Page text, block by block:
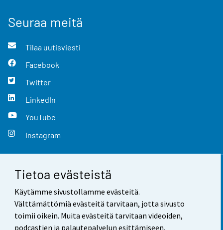
Tietoa evästeistä
Käytämme sivustollamme evästeitä.
Välttämättömiä evästeitä tarvitaan, jotta sivusto
toimii oikein. Muita evästeitä tarvitaan videoiden,
podcastien ja palautepalvelun esittämiseen.
Seuraa meitä
Tilaa uutisviesti
Facebook
Twitter
LinkedIn
YouTube
Instagram
Yhteystiedot
Palaute
Käyttöehdot